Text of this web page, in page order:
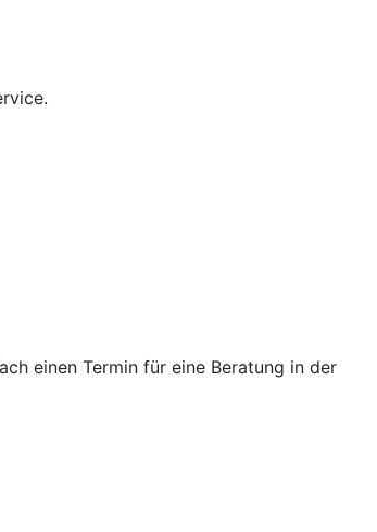
einen Termin für eine Beratung in der